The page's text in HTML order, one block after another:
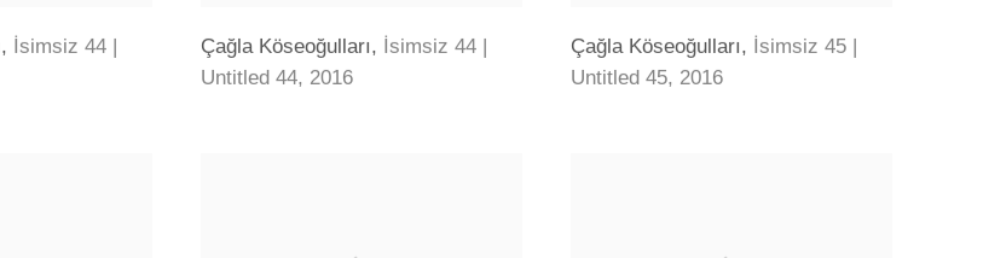
, İsimsiz 44 |
Çağla Köseoğulları, İsimsiz 44 |
Untitled 44, 2016
Çağla Köseoğulları, İsimsiz 45 |
Untitled 45, 2016